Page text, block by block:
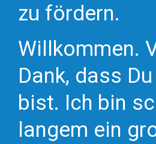
zu fördern.
Willkommen.
Dank, dass
bist. Ich bin
langem ein